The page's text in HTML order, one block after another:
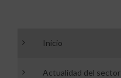
Inicio
Actualidad del sector